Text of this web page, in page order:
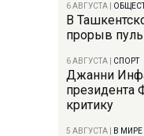
6 АВГУСТА
В
прорыв
6 АВГУСТА СПОРТ
Джанни
президента
критику
5 АВГУСТА В МИРЕ